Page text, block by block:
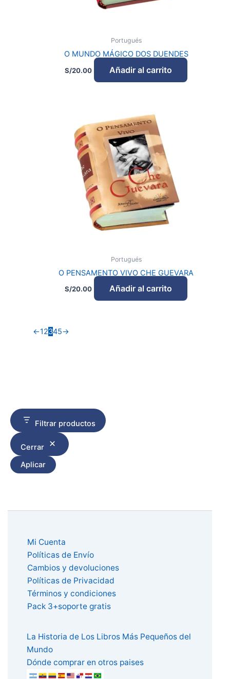
Filtrar productos
Cerrar
Aplicar
Portugués
O MUNDO MÁGICO DOS DUENDES
S/20.00 Añadir al carrito
Portugués
O PENSAMENTO VIVO CHE GUEVARA
S/20.00 Añadir al carrito
←12345→
Mi Cuenta
Políticas de Envío
Cambios y devoluciones
Políticas de Privacidad
Términos y condiciones
Pack 3+soporte gratis
La Historia de Los Libros Más Pequeños del
Mundo
Dónde comprar en otros paises